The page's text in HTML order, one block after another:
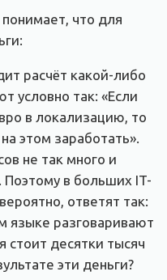
что для
расчёт какой-либо
условно так: «Если
в локализацию, то
этом заработать».
не так много и
Поэтому в больших IT-
ответят так:
языке разговаривают
стоит десятки тысяч
эти деньги?